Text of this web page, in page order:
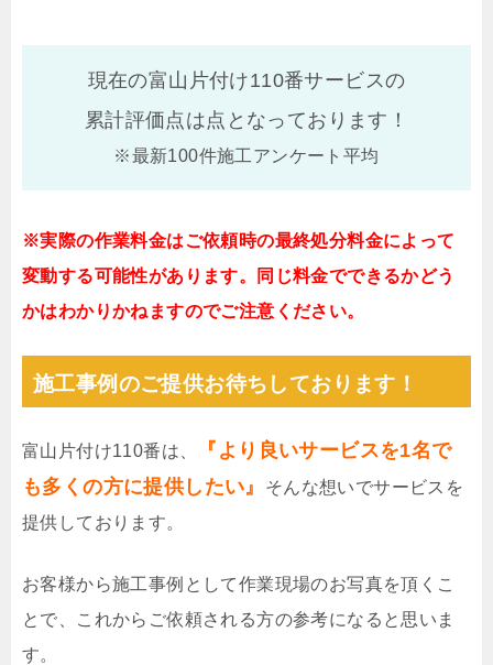
現在の富山片付け110番サービスの
累計評価点は点となっております！
※最新100件施工アンケート平均
※実際の作業料金はご依頼時の最終処分料金によって
変動する可能性があります。同じ料金でできるかどう
かはわかりかねますのでご注意ください。
施工事例のご提供お待ちしております！
富山片付け110番は、
『より良いサービスを1名で
も多くの方に提供したい』
そんな想いでサービスを
提供しております。
お客様から施工事例として作業現場のお写真を頂くこ
とで、これからご依頼される方の参考になると思いま
す。